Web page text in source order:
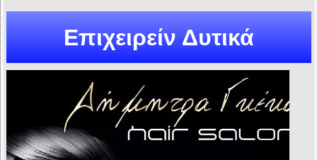
Επιχειρείν Δυτικά